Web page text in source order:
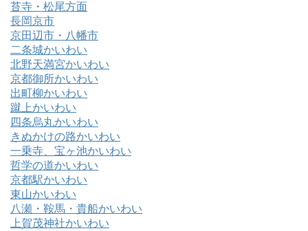
苔寺・松尾方面
長岡京市
京田辺市・八幡市
二条城かいわい
北野天満宮かいわい
京都御所かいわい
出町柳かいわい
蹴上かいわい
四条烏丸かいわい
きぬかけの路かいわい
一乗寺、宝ヶ池かいわい
哲学の道かいわい
京都駅かいわい
東山かいわい
八瀬・鞍馬・貴船かいわい
上賀茂神社かいわい